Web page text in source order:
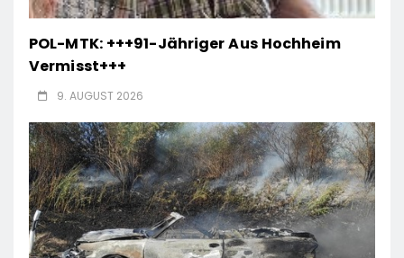
POL-MTK: +++91-Jähriger Aus Hochheim
Vermisst+++
9. AUGUST 2026